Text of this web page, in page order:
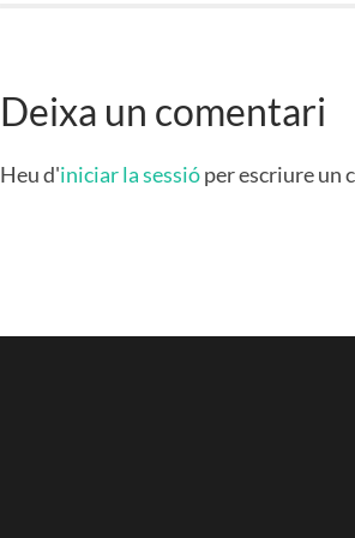
Deixa un comentari
Heu d'iniciar la sessióper escriure un